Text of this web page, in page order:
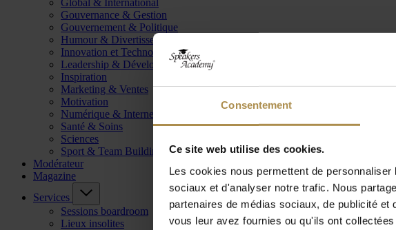
Consentement
Ce site web utilise des cookies.
Les cookies nous permettent de
sociaux et d'analyser notre trafic. Nous
partenaires de médias sociaux, de publicité
vous leur avez fournies ou qu'ils ont
Global & International
Gouvernance & Gestion
Gouvernement & Politique
Humour & Divertissement
Innovation et Technologie
Leadership & Développement
Inspiration
Marketing & Ventes
Motivation
Numérique & Internet
Santé & Soins
Sciences
Sport & Team Building
Modérateur
Magazine
Services
Sessions boardroom
Lieux insolites